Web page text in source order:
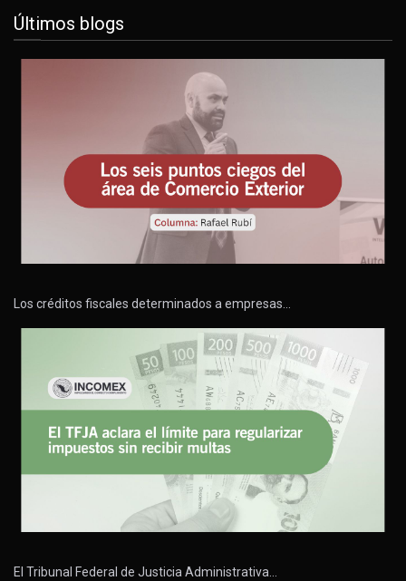
Últimos blogs
Los créditos fiscales determinados a empresas…
El Tribunal Federal de Justicia Administrativa…